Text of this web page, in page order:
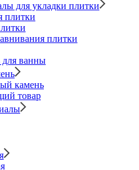
для укладки плитки
плитки
плитки
для ванны
камень
товар